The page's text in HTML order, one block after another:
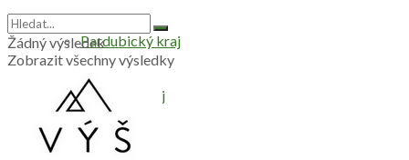
Pardubický kraj
Plzeňský kraj
Praha
Žádný výsledek
Zobrazit všechny výsledky